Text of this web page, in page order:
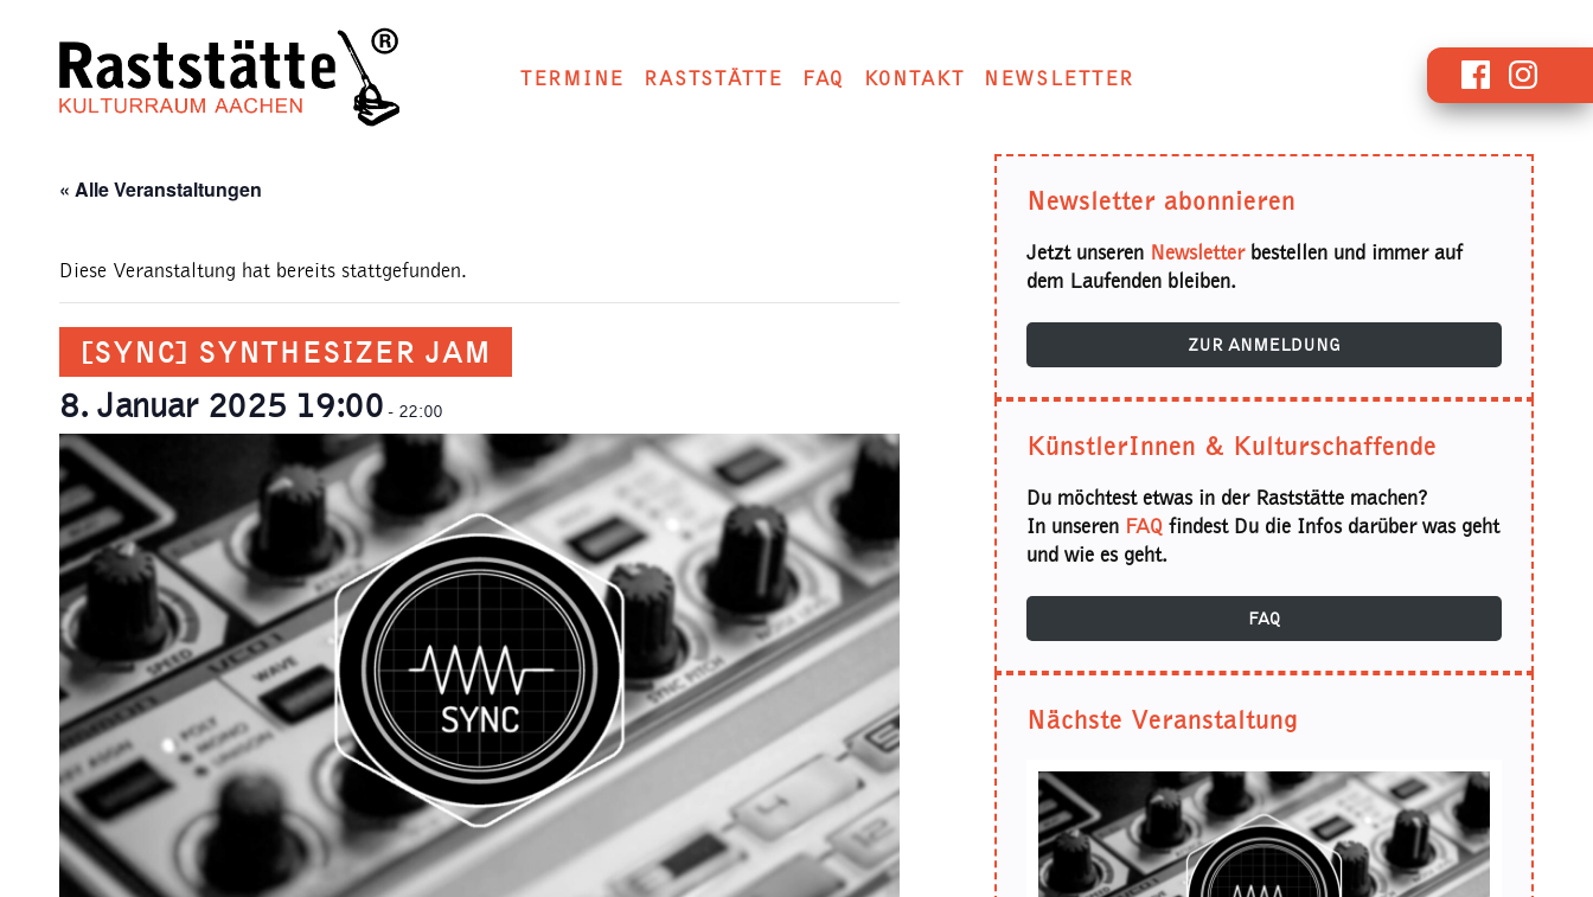
springen
TERMINE RASTSTÄTTE FAQ KONTAKT NEWSLETTER Facebook
« Alle Veranstaltungen
Diese Veranstaltung hat bereits stattgefunden.
[SYNC] SYNTHESIZER JAM
8. Januar 2025 19:00 - 22:00
Newsletter abonnieren
Jetzt unseren Newsletterbestellen und immer auf
dem Laufenden bleiben.
ZUR ANMELDUNG
KünstlerInnen & Kulturschaffende
Du möchtest etwas in der Raststätte machen?
In unseren FAQ findest Du die Infos darüber was geht
und wie es geht.
FAQ
Nächste Veranstaltung